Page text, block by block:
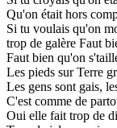
Qu'on était hors
Si tu voulais qu'on
trop de galère Faut
Faut bien qu'on
Les pieds sur Terre
Les gens sont gais,
C'est comme de
Oui elle fait trop de